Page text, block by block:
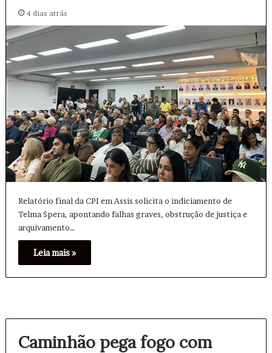
4 dias atrás
Relatório final da CPI em Assis solicita o indiciamento de
Telma Spera, apontando falhas graves, obstrução de justiça e
arquivamento…
Leia mais »
Caminhão pega fogo com